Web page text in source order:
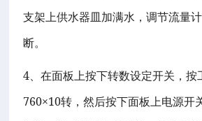
支架上供水器皿加满水，调节流量
断。
4 、在面板上按下转数设定开关，按
760×10转，然后按下面板上电源开